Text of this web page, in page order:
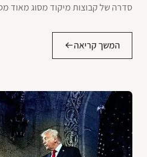
סדרה של קבוצות מיקוד מסוג מאוד
המשך קריאה